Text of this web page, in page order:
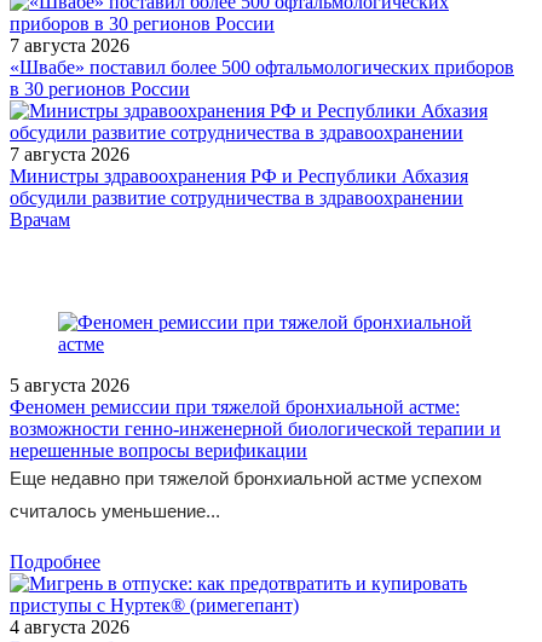
7 августа 2026
«Швабе» поставил более 500 офтальмологических приборов
в 30 регионов России
7 августа 2026
Министры здравоохранения РФ и Республики Абхазия
обсудили развитие сотрудничества в здравоохранении
/news/neurology/
Врачам
5 августа 2026
Феномен ремиссии при тяжелой бронхиальной астме:
возможности генно-инженерной биологической терапии и
нерешенные вопросы верификации
Еще недавно при тяжелой бронхиальной астме успехом
считалось уменьшение...
Подробнее
4 августа 2026